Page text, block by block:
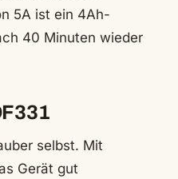
5A ist ein 4Ah-
40 Minuten wieder
selbst. Mit
Gerät gut